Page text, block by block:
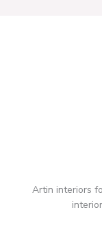
Artin interiors